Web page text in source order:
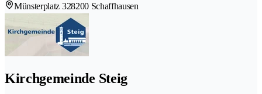
Münsterplatz 328200 Schaffhausen
Kirchgemeinde Steig